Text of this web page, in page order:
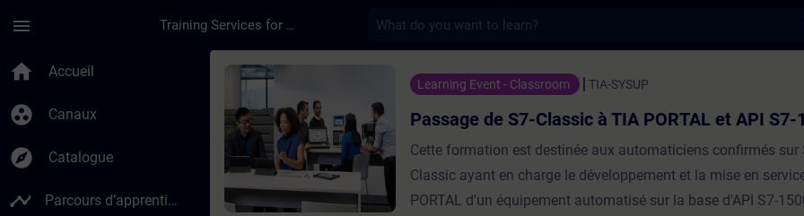
menu Training Services for Digital Industries
home Accueil
group_work Canaux
explore Catalogue
timeline Parcours d’apprentissage
Cours - Passage de S7-Classic à TIA PORTAL et API S7-
Learning Event - Classroom TIA-SYSUP
Passage de S7-Classic à TIA PORTAL et API S7-
Cette formation est destinée aux automaticiens confirmés sur
Classic ayant en charge le développement et la mise en
PORTAL d'un équipement automatisé sur la base d'API S7-